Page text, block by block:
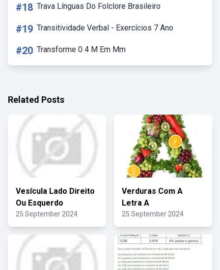
#18 Trava Línguas Do Folclore Brasileiro
#19 Transitividade Verbal - Exercícios 7 Ano
#20 Transforme 0 4 M Em Mm
Related Posts
Vesícula Lado Direito
Ou Esquerdo
25 September 2024
Verduras Com A
Letra A
25 September 2024